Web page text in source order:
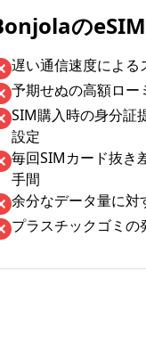
の
遅い通信速度による
予期せぬの高額ロー
SIM購入時の身分証
設定
毎回SIMカード抜き
手間
余分なデータ量に対
プラスチックゴミの